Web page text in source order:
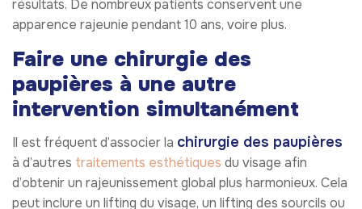
résultats. De nombreux patients conservent une
apparence rajeunie pendant 10 ans, voire plus.
Faire une chirurgie des
paupières à une autre
intervention simultanément
Il est fréquent d’associer la chirurgie des paupières
à d’autres traitements esthétiques du visage afin
d’obtenir un rajeunissement global plus harmonieux. Cela
peut inclure un lifting du visage, un lifting des sourcils ou